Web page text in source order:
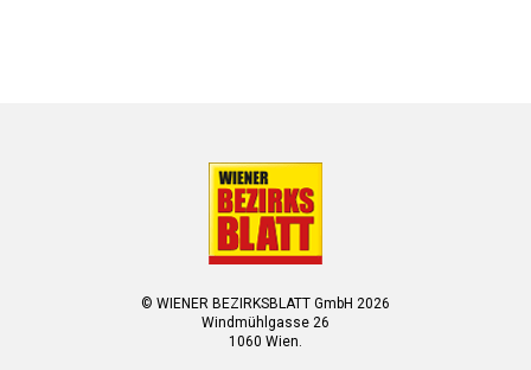
© WIENER BEZIRKSBLATT GmbH 2026
Windmühlgasse 26
1060 Wien.